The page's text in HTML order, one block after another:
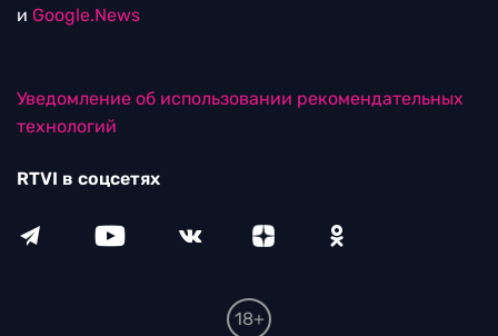
и Google.News
Уведомление об использовании рекомендательных
технологий
RTVI в соцсетях
18+